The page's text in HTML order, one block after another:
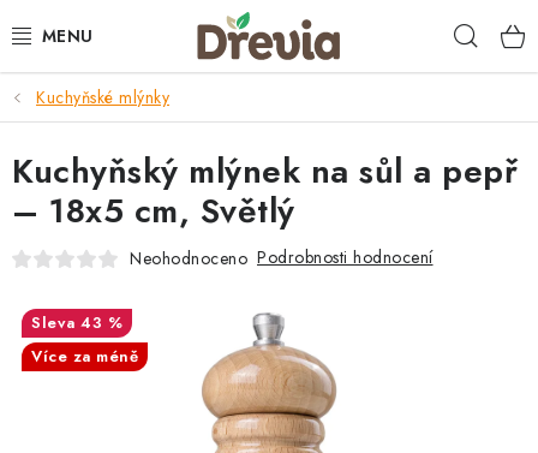
na
SVATBA 💍
DÁRKY
KRABIČKY
DEKORACE
Kuchyňské mlýnky
Kuchyňský mlýnek na sůl a pepř
– 18x5 cm, Světlý
Neohodnoceno Podrobnosti hodnocení
43 %
Více za méně